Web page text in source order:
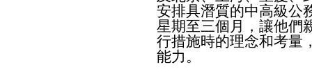
安排具潛質的中高級公
星期至三個月，讓他們
行措施時的理念和考量
能力。